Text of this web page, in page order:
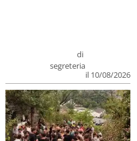
di
segreteria
il 10/08/2026